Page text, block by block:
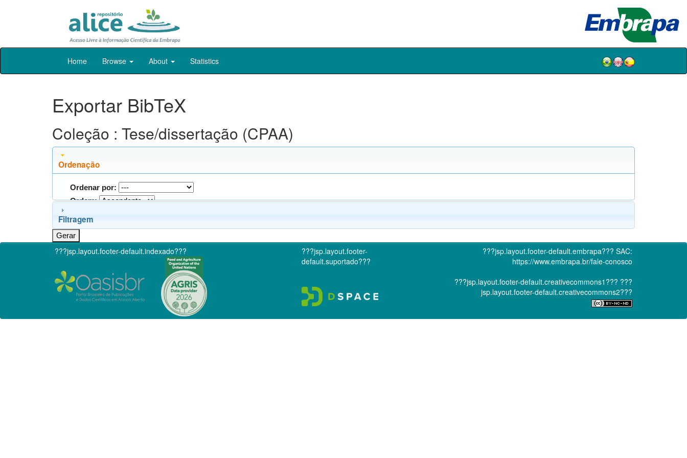
Skip
Home Browse About Statistics
Exportar BibTeX
Coleção : Tese/dissertação (CPAA)
Ordenação
Ordenar por:
Ordem:
Filtragem
???jsp.layout.footer-default.indexado???
???jsp.layout.footer-
default.suportado???
???jsp.layout.footer-default.embrapa??? SAC:
https://www.embrapa.br/fale-conosco
???jsp.layout.footer-default.creativecommons1??? ???
jsp.layout.footer-default.creativecommons2???